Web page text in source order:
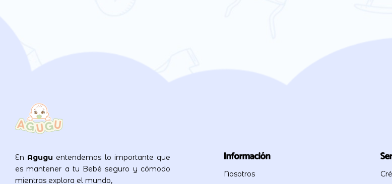
En Agugu entendemos lo importante que
es mantener a tu Bebé seguro y cómodo
mientras explora el mundo,
Información
Nosotros